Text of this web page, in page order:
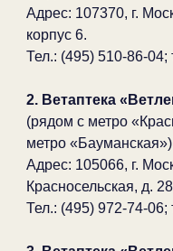
Адрес: 107370, г.
корпус 6.
Тел.: (495) 510-86-04;
2. Ветаптека
(рядом с метро
метро «Бауманская»)
Адрес: 105066, г.
Красносельская, д.
Тел.: (495) 972-74-06;